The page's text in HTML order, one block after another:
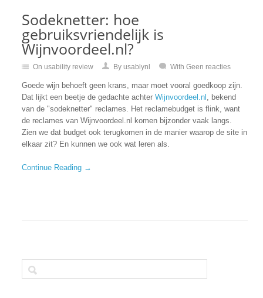
Sodeknetter: hoe
gebruiksvriendelijk is
Wijnvoordeel.nl?
Onusability review By usablynl With Geen reacties
Goede wijn behoeft geen krans, maar moet vooral goedkoop zijn.
Dat lijkt een beetje de gedachte achterWijnvoordeel.nl , bekend
van de "sodeknetter" reclames. Het reclamebudget is flink, want
de reclames van Wijnvoordeel.nl komen bijzonder vaak langs.
Zien we dat budget ook terugkomen in de manier waarop de site in
elkaar zit? En kunnen we ook wat leren als.
Continue Reading →